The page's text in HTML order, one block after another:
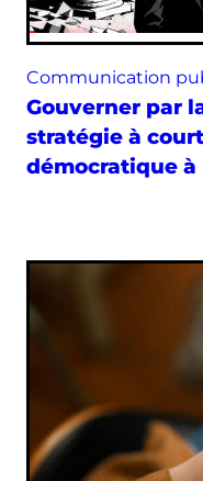
Communication
Gouverner par
stratégie à
démocratique